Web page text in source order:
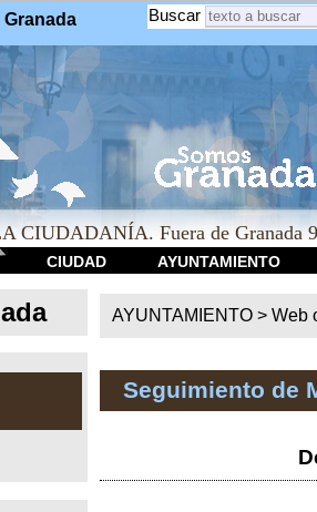
Buscar
CIUDADANÍA. Fuera de Granada
CIUDAD AYUNTAMIENTO
AYUNTAMIENTO > Web
Seguimiento de